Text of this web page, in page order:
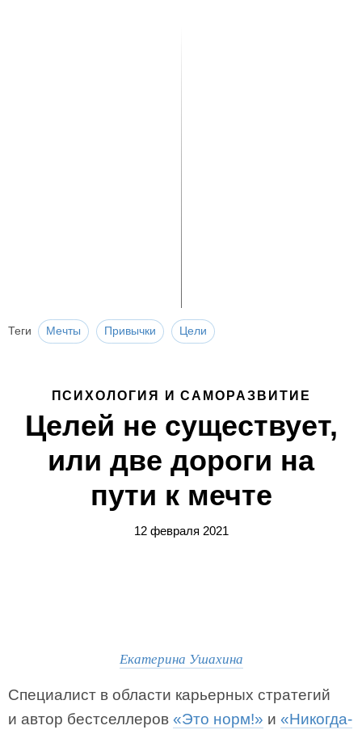
Теги Мечты Привычки Цели
ПСИХОЛОГИЯ И САМОРАЗВИТИЕ
Целей не существует,
или две дороги на
пути к мечте
12 февраля 2021
Екатерина Ушахина
Специалист в области карьерных стратегий
и автор бестселлеров «Это норм!» и «Никогда-